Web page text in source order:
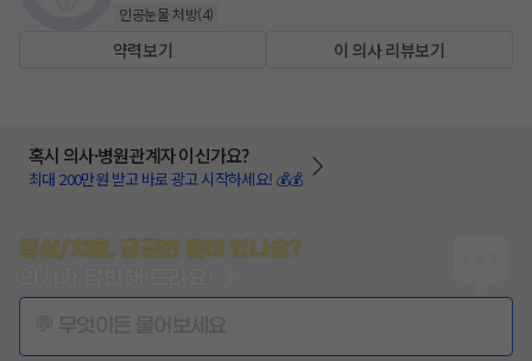
인공눈물 처방(4)
약력보기 이 의사 리뷰보기
혹시 의사·병원관계자 이신가요?
최대 200만원 받고 바로 광고 시작하세요! 💰💰
증상/치료, 궁금한 점이 있나요?